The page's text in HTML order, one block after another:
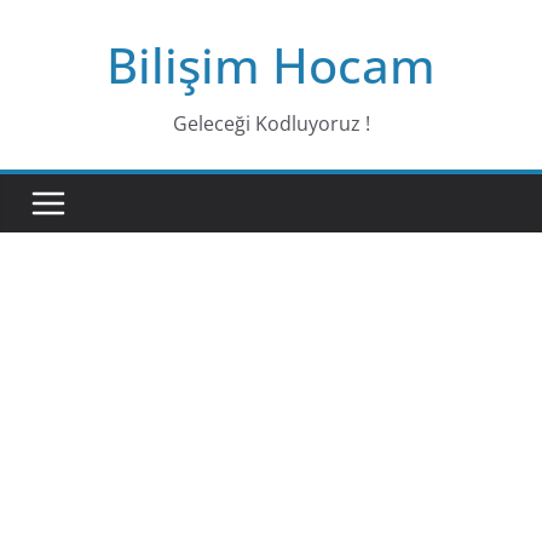
Bilişim Hocam
Geleceği Kodluyoruz !